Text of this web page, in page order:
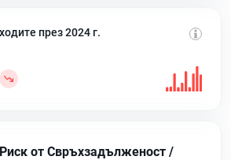
през 2024 г.
Риск от Свръхзадълженост /